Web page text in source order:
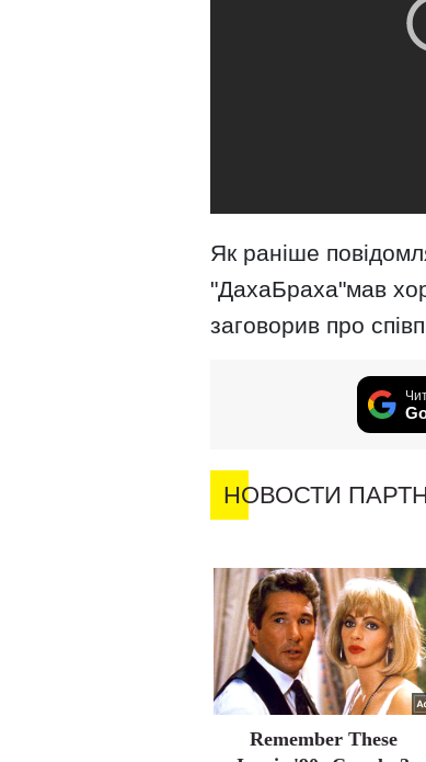
Як раніше
"ДахаБраха"мав
заговорив про
НОВОСТИ
Remember These